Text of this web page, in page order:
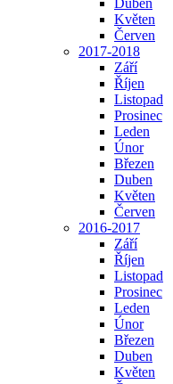
Duben
Květen
Červen
2017-2018
Září
Říjen
Listopad
Prosinec
Leden
Únor
Březen
Duben
Květen
Červen
2016-2017
Září
Říjen
Listopad
Prosinec
Leden
Únor
Březen
Duben
Květen